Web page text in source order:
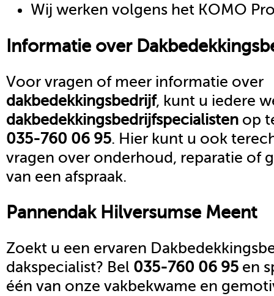
Wij werken volgens het KOMO
Informatie over
Voor vragen of meer informatie over
dakbedekkingsbedrijf, kunt u iedere
dakbedekkingsbedrijfspecialisten op
035-760 06 95. Hier kunt u ook
vragen over onderhoud, reparatie of
van een afspraak.
Pannendak Hilversumse Meent
Zoekt u een ervaren
dakspecialist? Bel 035-760 06 95 en
één van onze vakbekwame en